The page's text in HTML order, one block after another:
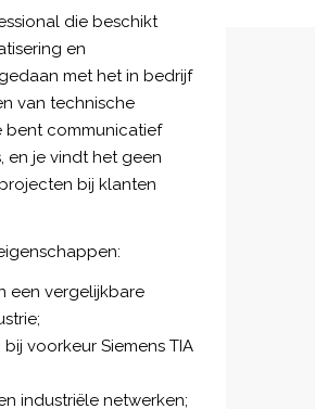
die beschikt
en
met het in bedrijf
van technische
bent communicatief
en je vindt het geen
bij klanten
een vergelijkbare
voorkeur Siemens TIA
industriële netwerken;